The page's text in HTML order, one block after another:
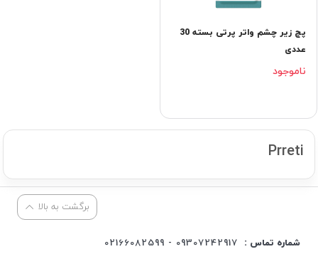
پچ زیر چشم واتر پرتی بسته 30
عددی
ناموجود
Prreti
برگشت به بالا
شماره تماس :
09307242917 - 02166082599